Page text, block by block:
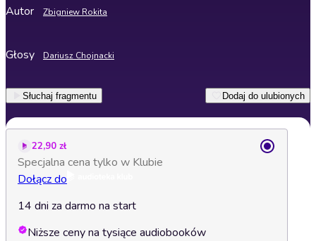
Autor Zbigniew Rokita
Głosy Dariusz Chojnacki
Słuchaj fragmentu Dodaj do ulubionych
22,90 zł
Specjalna cena tylko w Klubie
Dołącz do
14 dni za darmo na start
Niższe ceny na tysiące audiobooków